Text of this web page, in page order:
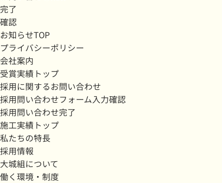
完了
確認
お知らせTOP
プライバシーポリシー
会社案内
受賞実績トップ
採用に関するお問い合わせ
採用問い合わせフォーム入力確認
採用問い合わせ完了
施工実績トップ
私たちの特長
採用情報
大城組について
働く環境・制度